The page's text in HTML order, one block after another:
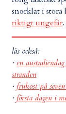
snorklat i stora
riktigt ungefär
läs också:
· en
stranden
· frukost på
· första dagen i